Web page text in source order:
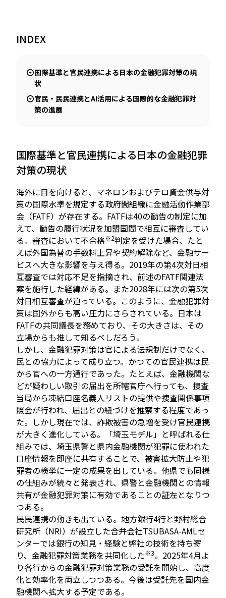
INDEX
国際基準と官民連携による日本の金融犯罪対策の現
状
官民・民民連携とAI活用による国際的な金融犯罪対
策の進展
国際基準と官民連携による日本の金融犯罪
対策の現状
海外に目を向けると、マネロンおよびテロ資金供与対
策の国際水準を規定する政府間組織に金融活動作業部
会（FATF）が存在する。FATFは40の勧告の制定に加
えて、勧告の履行状況を加盟国間で相互に審査してい
る。審査において不合格※2判定を受けた場合、たと
えば外国為替の手数料上昇や契約解除など、金融サー
ビスへ大きな影響を与え得る。2019年の第4次対日相
互審査では対応不足を指摘され、前述のFATF関連法
案を施行した経緯がある。また2028年には次の第5次
対日相互審査が迫っている。このように、金融犯罪対
策は国外からも高い圧力にさらされている。日本は
FATFの共同議長を務めており、その大きさは、その
立場からも推して知るべしだろう。
しかし、金融犯罪対策は官による法規制だけでなく、
民との協力によって成り立つ。かつての官民連携は民
から官への一方通行であった。たとえば、金融機関な
どが疑わしい取引の届出を所轄官庁へ行っても、捜査
当局から凍結口座名義人リストの提供や捜査関係事項
照会が行われ、届出との紐づけを推察する程度であっ
た。しかし現在では、詐欺被害の急増を受け官民連携
が大きく進化している。「埼玉モデル」と呼ばれる仕
組みでは、埼玉県警と県内金融機関が犯罪に使われた
口座情報を即座に共有することで、被害拡大防止や犯
罪者の検挙に一定の成果を出している。他県でも同様
の仕組みが続々と発表され、県警と金融機関との情報
共有が金融犯罪対策に有効であることの証左となりつ
つある。
民民連携の動きも出ている。地方銀行4行と野村総合
研究所（NRI）が設立した合弁会社TSUBASA-AMLセ
ンターでは銀行の知見・経験と弊社の技術を持ち寄
り、金融犯罪対策業務を共同化した※3。2025年4月よ
り各行からの金融犯罪対策業務の受託を開始し、高度
化と効率化を両立しつつある。今後は受託先を国内金
融機関へ拡大する予定である。